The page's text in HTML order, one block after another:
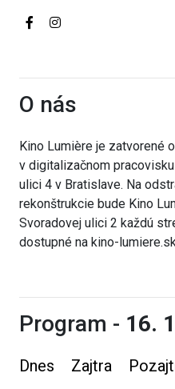
O nás
Kino Lumière je zatvorené
v digitalizačnom
ulici 4 v Bratislave. Na
rekonštrukcie bude Kino
Svoradovej ulici 2 každú
dostupné na kino-
Program - 16.
Dnes Zajtra